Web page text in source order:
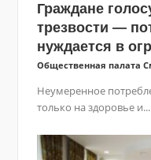
Граждане
трезвости —
нуждается в
Общественная палата
Неумеренное
только на здоровье и...